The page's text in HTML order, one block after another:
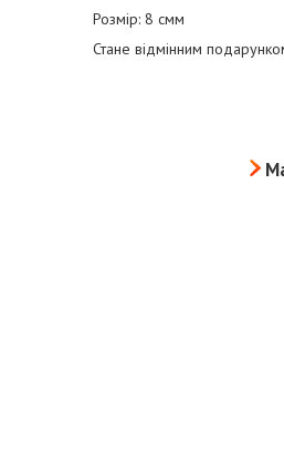
Розмір: 8 смм
Стане відмінним